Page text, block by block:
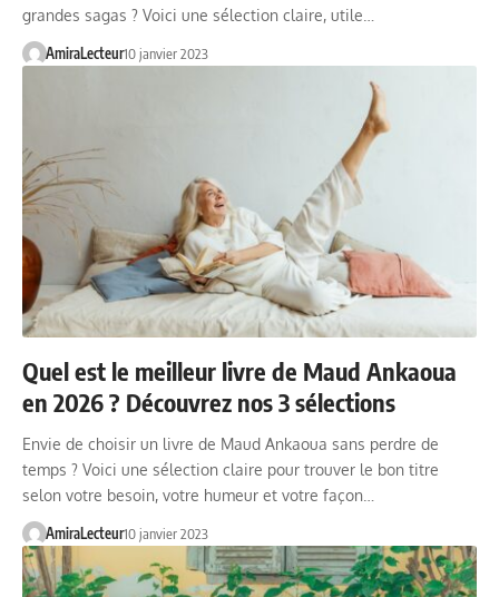
grandes sagas ? Voici une sélection claire, utile…
AmiraLecteur10 janvier 2023
Quel est le meilleur livre de Maud Ankaoua
en 2026 ? Découvrez nos 3 sélections
Envie de choisir un livre de Maud Ankaoua sans perdre de
temps ? Voici une sélection claire pour trouver le bon titre
selon votre besoin, votre humeur et votre façon…
AmiraLecteur10 janvier 2023